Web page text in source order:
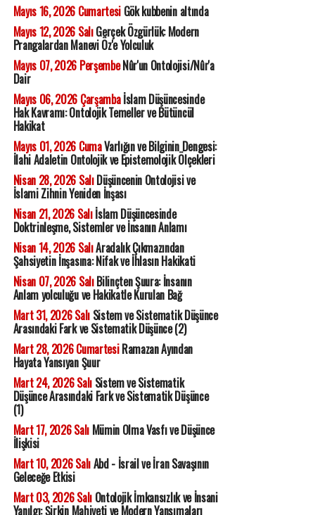
Mayıs 16, 2026 CumartesiGök kubbenin altında
Mayıs 12, 2026 SalıGerçek Özgürlük: Modern
Prangalardan Manevi Öz'e Yolculuk
Mayıs 07, 2026 PerşembeNûr'un Ontolojisi/Nûr'a
Dair
Mayıs 06, 2026 Çarşambaİslam Düşüncesinde
Hak Kavramı: Ontolojik Temeller ve Bütüncül
Hakikat
Mayıs 01, 2026 CumaVarlığın ve Bilginin Dengesi:
İlahi Adaletin Ontolojik ve Epistemolojik Ölçekleri
Nisan 28, 2026 SalıDüşüncenin Ontolojisi ve
İslami Zihnin Yeniden İnşası
Nisan 21, 2026 Salıİslam Düşüncesinde
Doktrinleşme, Sistemler ve İnsanın Anlamı
Nisan 14, 2026 SalıAradalık Çıkmazından
Şahsiyetin İnşasına: Nifak ve İhlasın Hakikati
Nisan 07, 2026 SalıBilinçten Şuura: İnsanın
Anlam yolculuğu ve Hakikatle Kurulan Bağ
Mart 31, 2026 SalıSistem ve Sistematik Düşünce
Arasındaki Fark ve Sistematik Düşünce (2)
Mart 28, 2026 CumartesiRamazan Ayından
Hayata Yansıyan Şuur
Mart 24, 2026 SalıSistem ve Sistematik
Düşünce Arasındaki Fark ve Sistematik Düşünce
(1)
Mart 17, 2026 SalıMümin Olma Vasfı ve Düşünce
İlişkisi
Mart 10, 2026 SalıAbd - İsrail ve İran Savaşının
Geleceğe Etkisi
Mart 03, 2026 SalıOntolojik İmkansızlık ve İnsani
Yanılgı: Şirkin Mahiyeti ve Modern Yansımaları